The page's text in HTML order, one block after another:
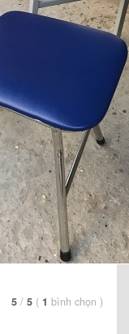
5 / 5 ( 1 bình chọn )